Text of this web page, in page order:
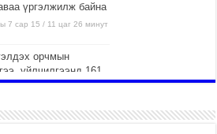
үргэлжилж байна
7 сар 15 / 11 цаг 26 минут
орчмын
үйлчилгээнд 161
27 техниктэй